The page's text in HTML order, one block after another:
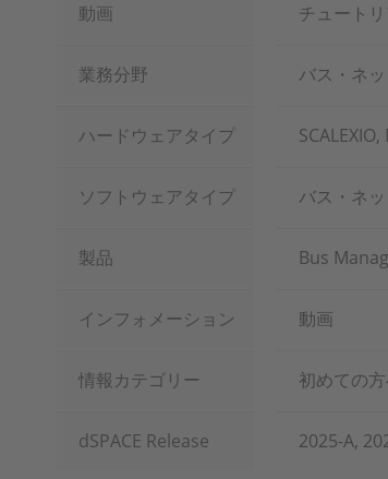
動画 チュート
業務分野 バス・ネ
ハードウェアタイプ
ソフトウェアタイプ バス・ネ
製品 Bus
インフォメーション 動画
情報カテゴリー 初めての
dSPACE Release 2025-A,